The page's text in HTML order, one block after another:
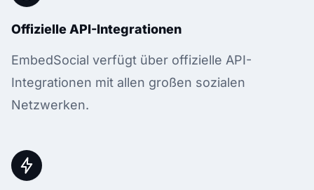
Offizielle API-Integrationen
EmbedSocial verfügt über offizielle API-
Integrationen mit allen großen sozialen
Netzwerken.